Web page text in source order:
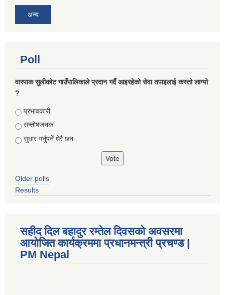
अन्य
Poll
वारपाक सुलीकोट गाउँपालिकाले प्रदान गर्दै आइरहेको सेवा तपाइलाई कस्तो लाग्यो
?
Choices
प्रभावकारी
सन्तोषजनक
सुधार गर्नुपर्ने धेरै छन
Older polls
Results
सहीद दिल बहादुर रम्तेल दिवसको अवसरमा
आयोजित कार्यक्रममा प्रधानमन्त्री प्रचण्ड |
PM Nepal